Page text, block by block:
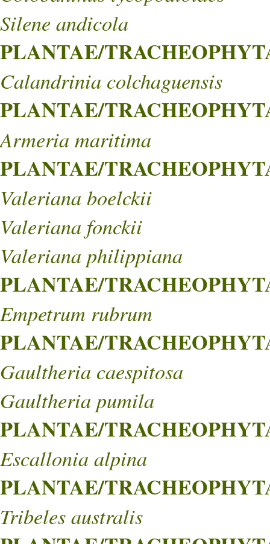
Silene andicola
PLANTAE/
Calandrinia colchaguensis
PLANTAE/
Armeria maritima
PLANTAE/
Valeriana boelckii
Valeriana fonckii
Valeriana philippiana
PLANTAE/
Empetrum rubrum
PLANTAE/
Gaultheria caespitosa
Gaultheria pumila
PLANTAE/
Escallonia alpina
PLANTAE/
Tribeles australis